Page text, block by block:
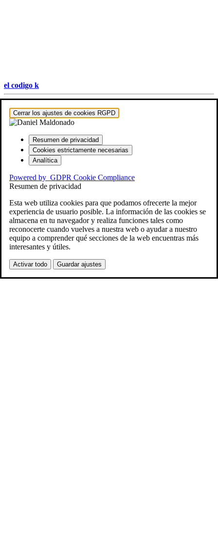
el codigo k
Hestia | Desarrollado porThemeIsle
Cerrar los ajustes de cookies RGPD
Resumen de privacidad
Cookies estrictamente necesarias
Analítica
Powered by GDPR Cookie Compliance
Resumen de privacidad
Esta web utiliza cookies para que podamos ofrecerte la mejor
experiencia de usuario posible. La información de las cookies se
almacena en tu navegador y realiza funciones tales como
reconocerte cuando vuelves a nuestra web o ayudar a nuestro
equipo a comprender qué secciones de la web encuentras más
interesantes y útiles.
Activar todo Guardar ajustes